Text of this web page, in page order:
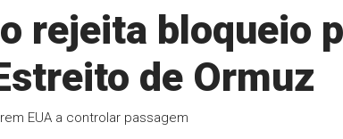
rejeita bloqueio
de Ormuz
EUA a controlar passagem